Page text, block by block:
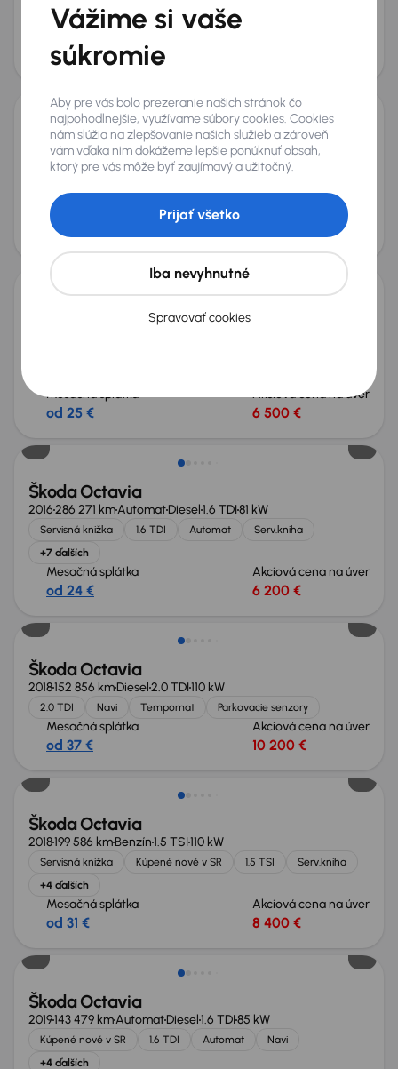
+5 ďalších
od 51 €
Škoda Octavia
2016222 451 km Diesel1.6 TDI81 kW
Kúpené nové v SR 1.6 TDI
automatická klimatizace
Tempomat
Mesačná splátka
od 23 €
Akciová cena na úver
6 000 €
Mesačná splátka
od 25 €
Akciová cena na úver
6 500 €
Nové v ponuke
Škoda Octavia
2016286 271 kmAutomatDiesel1.6 TDI81 kW
Servisná knižka 1.6 TDI Automat
Serv.kniha
+7 ďalších
Mesačná splátka
od 24 €
Akciová cena na úver
6 200 €
Zlacnené o 600 €
Škoda Octavia
2018152 856 kmDiesel2.0 TDI110 kW
2.0 TDI Navi Tempomat Parkovacie senzory
Mesačná splátka
od 37 €
Akciová cena na úver
10 200 €
Zlacnené o 900 €
Škoda Octavia
2018199 586 kmBenzín1.5 TSI110 kW
Servisná knižka Kúpené nové v SR 1.5 TSI
Serv.kniha
+4 ďalších
Mesačná splátka
od 31 €
Akciová cena na úver
8 400 €
Škoda Octavia
2019143 479 kmAutomatDiesel1.6 TDI85 kW
Kúpené nové v SR 1.6 TDI Automat
Navi
+4 ďalších
Vážime si vaše
súkromie
Aby pre vás bolo prezeranie našich stránok čo
najpohodlnejšie, využívame súbory cookies. Cookies
nám slúžia na zlepšovanie našich služieb a zároveň
vám vďaka nim dokážeme lepšie ponúknuť obsah,
ktorý pre vás môže byť zaujímavý a užitočný.
Spravovať cookies
Iba nevyhnutné
Prijať všetko